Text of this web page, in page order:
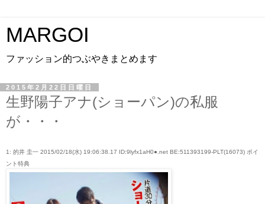
MARGOI
ファッション的つぶやきまとめます
2015年2月22日日曜日
生野陽子アナ(ショーパン)の私服
が・・・
1: 的井 圭一 2015/02/18(水) 19:06:38.17 ID:9lyfx1aH0●.net BE:511393199-PLT(16073) ポイ
ント特典